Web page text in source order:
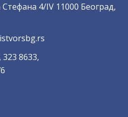
4/IV 11000 Београд,
323 8633,